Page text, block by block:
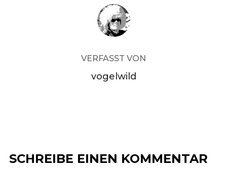
BEITRAGSAUTOR
VERFASST VON
vogelwild
SCHREIBE EINEN KOMMENTAR